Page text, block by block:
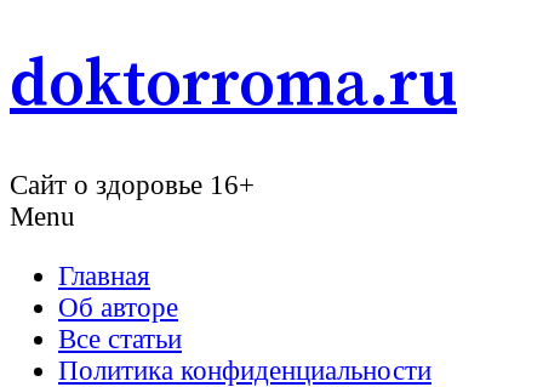
Skip
to
content
doktorroma.ru
Сайт о здоровье 16+
Menu
Главная
Об авторе
Все статьи
Политика конфиденциальности